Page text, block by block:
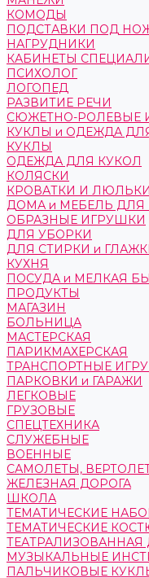
КОМОДЫ
ПОДСТАВКИ ПОД
НАГРУДНИКИ
КАБИНЕТЫ
ПСИХОЛОГ
ЛОГОПЕД
РАЗВИТИЕ РЕЧИ
СЮЖЕТНО-РОЛЕВЫЕ
КУКЛЫ и ОДЕЖДА
КУКЛЫ
ОДЕЖДА ДЛЯ КУКОЛ
КОЛЯСКИ
КРОВАТКИ И ЛЮЛЬКИ
ДОМА и МЕБЕЛЬ ДЛЯ
ОБРАЗНЫЕ ИГРУШКИ
ДЛЯ УБОРКИ
ДЛЯ СТИРКИ и
КУХНЯ
ПОСУДА и МЕЛКАЯ
ПРОДУКТЫ
МАГАЗИН
БОЛЬНИЦА
МАСТЕРСКАЯ
ПАРИКМАХЕРСКАЯ
ТРАНСПОРТНЫЕ
ПАРКОВКИ и ГАРАЖИ
ЛЕГКОВЫЕ
ГРУЗОВЫЕ
СПЕЦТЕХНИКА
СЛУЖЕБНЫЕ
ВОЕННЫЕ
САМОЛЕТЫ,
ЖЕЛЕЗНАЯ ДОРОГА
ШКОЛА
ТЕМАТИЧЕСКИЕ
ТЕМАТИЧЕСКИЕ
ТЕАТРАЛИЗОВАННАЯ
МУЗЫКАЛЬНЫЕ
ПАЛЬЧИКОВЫЕ